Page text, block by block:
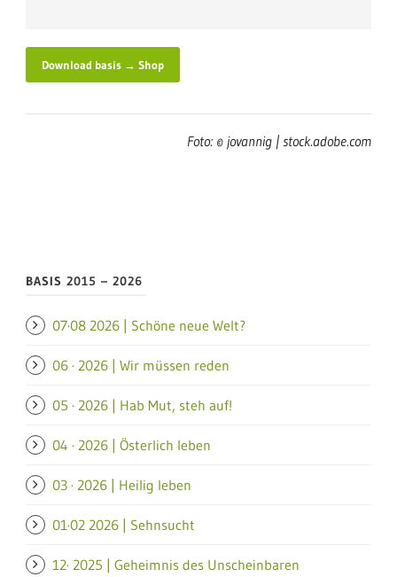
Download basis → Shop
Foto: © jovannig | stock.adobe.com
BASIS 2015 – 2026
07·08 2026 | Schöne neue Welt?
06 · 2026 | Wir müssen reden
05 · 2026 | Hab Mut, steh auf!
04 · 2026 | Österlich leben
03 · 2026 | Heilig leben
01·02 2026 | Sehnsucht
12· 2025 | Geheimnis des Unscheinbaren